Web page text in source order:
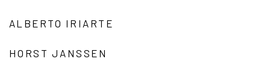
ALBERTO IRIARTE
HORST JANSSEN